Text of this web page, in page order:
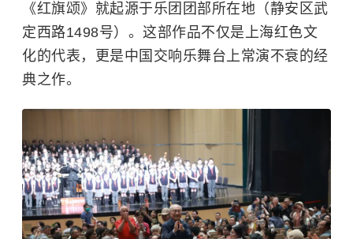
《红旗颂》就起源于乐团团部所在地（静安区武
定西路1498号）。这部作品不仅是上海红色文
化的代表，更是中国交响乐舞台上常演不衰的经
典之作。